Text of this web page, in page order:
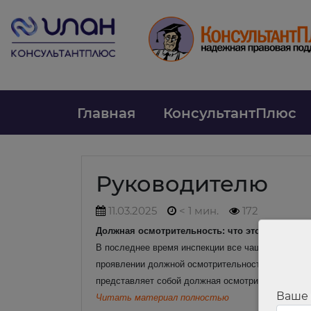
Главная КонсультантПлюс
Руководителю
11.03.2025 < 1 мин. 172
Должная осмотрительность: что это такое,
В последнее время инспекции все чаще
проявлении должной осмотрительности при
представляет собой должная осмотрительность
Читать материал полностью
Ваше